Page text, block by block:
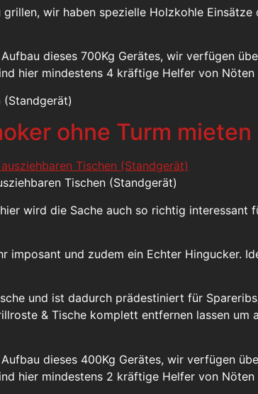
wir haben spezielle Holzkohle
dieses 700Kg Gerätes, wir verfügen
hier mindestens 4 kräftige Helfer von
(Standgerät)
ohne Turm mieten
Tischen (Standgerät)
wird die Sache auch so richtig interessant
imposant und zudem ein Echter Hingucker.
und ist dadurch prädestiniert für
& Tische komplett entfernen lassen um
dieses 400Kg Gerätes, wir verfügen
hier mindestens 2 kräftige Helfer von Nöten